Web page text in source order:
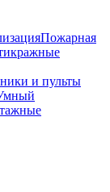
Пожарная
и пульты